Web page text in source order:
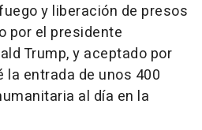
y liberación de presos
por el presidente
Trump, y aceptado por
la entrada de unos 400
al día en la